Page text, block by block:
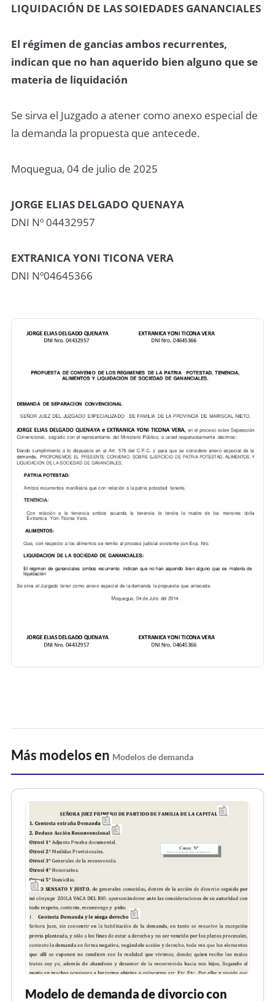
LIQUIDACIÓN DE LAS SOIEDADES GANANCIALES
El régimen de gancias ambos recurrentes,
indican que no han aquerido bien alguno que se
materia de liquidación
Se sirva el Juzgado a atener como anexo especial de
la demanda la propuesta que antecede.
Moquegua, 04 de julio de 2025
JORGE ELIAS DELGADO QUENAYA
DNI Nº 04432957
EXTRANICA YONI TICONA VERA
DNI Nº04645366
Más modelos en Modelos de demanda
Modelo de demanda de divorcio con